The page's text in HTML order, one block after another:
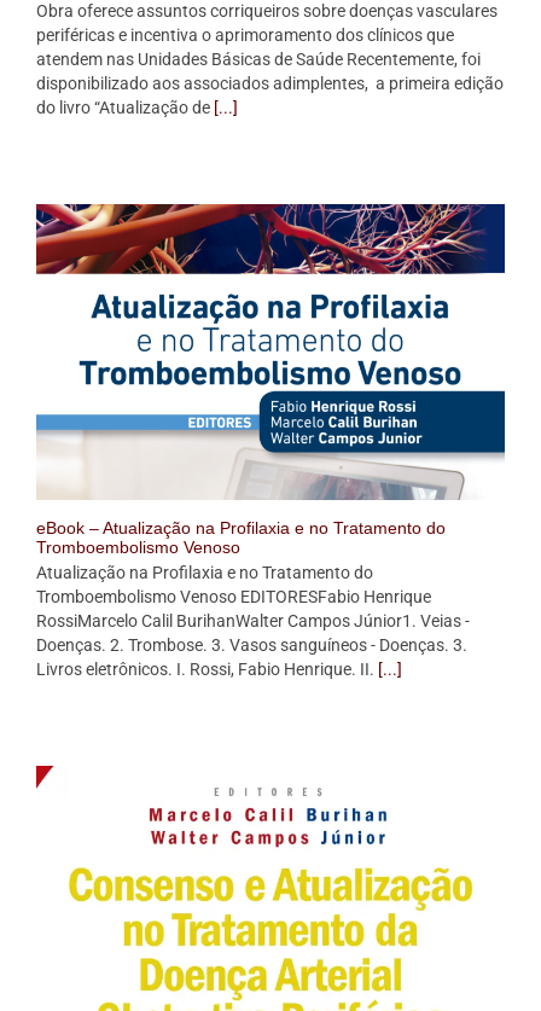
Obra oferece assuntos corriqueiros sobre doenças vasculares
periféricas e incentiva o aprimoramento dos clínicos que
atendem nas Unidades Básicas de Saúde Recentemente, foi
disponibilizado aos associados adimplentes, a primeira edição
do livro “Atualização de[...]
eBook – Atualização na Profilaxia e no Tratamento do
Tromboembolismo Venoso
Atualização na Profilaxia e no Tratamento do
Tromboembolismo Venoso EDITORESFabio Henrique
RossiMarcelo Calil BurihanWalter Campos Júnior1. Veias -
Doenças. 2. Trombose. 3. Vasos sanguíneos - Doenças. 3.
Livros eletrônicos. I. Rossi, Fabio Henrique. II. [...]